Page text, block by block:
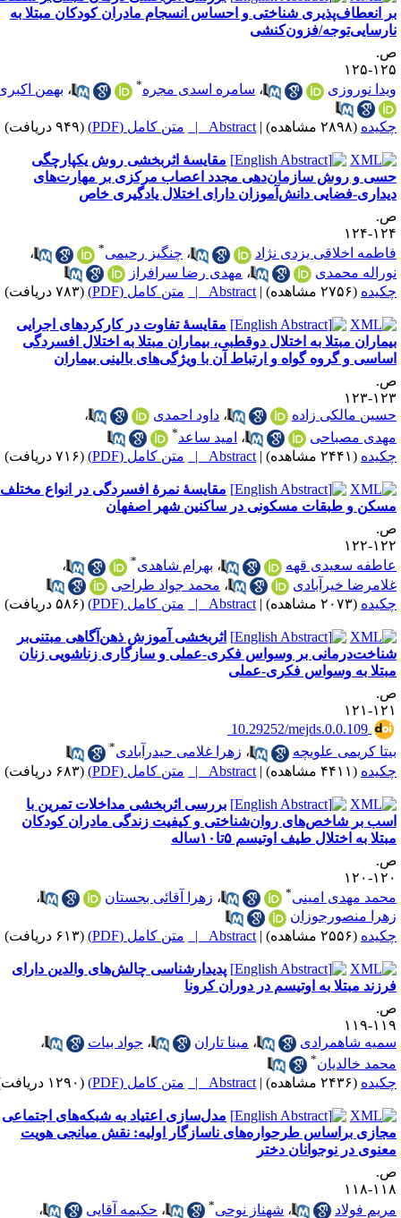
انعطاف‌‌پذیری‌ ‌‌شناختی و احساس انسجام مادران کودکان مبتلا به
فزون‌کنشی
۱۲۵
نوروزی
،سامره اسدی مجره ،بهمن اکبری
(۲۸۹۸ مشاهده) |
Abstract | متن کامل (PDF) (۹۴۹ دریافت)
مقایسهٔ اثربخشی روش یکپارچگی
و روش سازمان‌دهی مجدد اعصاب مرکزی بر مهارت‌های
فضایی دانش‌آموزان دارای اختلال یادگیری خاص
۱۲۴
اخلاقی یزدی نژاد
،چنگیز رحیمی
،
محمدی
،مهدی رضا سرافراز
(۲۷۵۶ مشاهده) |
Abstract | متن کامل (PDF) (۷۸۳ دریافت)
مقایسهٔ تفاوت در کارکردهای اجرایی
مبتلا به اختلال دوقطبی، بیماران مبتلا به اختلال افسردگی
و گروه گواه و ارتباط آن با ویژگی‌های بالینی بیماران
۱۲۳
مالکی زاده
،داود احمدی
،
مصباحی
،امید ساعد
(۲۴۴۱ مشاهده) |
Abstract | متن کامل (PDF) (۷۱۶ دریافت)
مقایسهٔ نمرهٔ افسردگی در انواع مختلف
و طبقات مسکونی در ساکنین شهر اصفهان
۱۲۲
سعیدی قهه
،بهرام شاهدی
،
خیرآبادی
،محمد جواد طراحی
(۲۰۷۳ مشاهده) |
Abstract | متن کامل (PDF) (۵۸۶ دریافت)
اثربخشی آموزش ذهن‌آگاهی مبتنی‌بر
بر وسواس فکری-عملی و سازگاری زناشویی زنان
به وسواس فکری-عملی
۱۲۱
‎ 10.29252/mejds.0.0.109
کریمی علویچه
،زهرا غلامی حیدرآبادی
(۴۴۱۱ مشاهده) |
Abstract | متن کامل (PDF) (۶۸۳ دریافت)
بررسی اثربخشی مداخلات تمرین با
بر شاخص‌های روان‌شناختی و کیفیت زندگی مادران کودکان
به اختلال طیف اوتیسم ۵تا۱۰ساله
۱۲۰
مهدی امینی
،زهرا آقائی بجستان
،
منصورجوزان
(۲۵۵۶ مشاهده) |
Abstract | متن کامل (PDF) (۶۱۳ دریافت)
پدیدارشناسی چالش‌های والدین دارای
مبتلا به اوتیسم در دوران کرونا
۱۱۹
شاهمرادی
،مینا تاران ،جواد بیات
،
خالدیان *
(۲۴۳۶ مشاهده) |
Abstract | متن کامل (PDF) (۱۲۹۰ دریافت)
مدل‌سازی اعتیاد به شبکه‌های اجتماعی
براساس طرحواره‌های ناسازگار اولیه: نقش میانجی هویت
در نوجوانان دختر
۱۱۸
فولاد
،شهناز نوحی ،حکیمه آقایی
،